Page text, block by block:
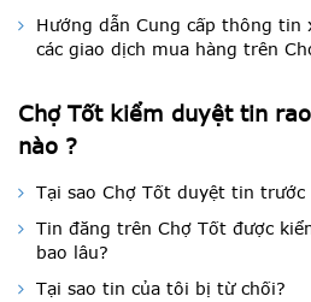
Hướng dẫn Cung cấp thông tin
các giao dịch mua hàng trên
Chợ Tốt kiểm duyệt tin
nào ?
Tại sao Chợ Tốt duyệt tin trước
Tin đăng trên Chợ Tốt được
bao lâu?
Tại sao tin của tôi bị từ chối?